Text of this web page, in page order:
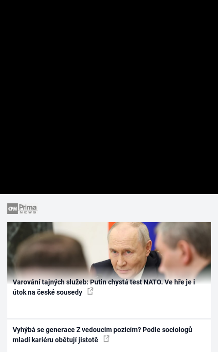
Varování tajných služeb: Putin chystá test NATO. Ve hře je i
útok na české sousedy
Vyhýbá se generace Z vedoucím pozicím? Podle sociologů
mladí kariéru obětují jistotě